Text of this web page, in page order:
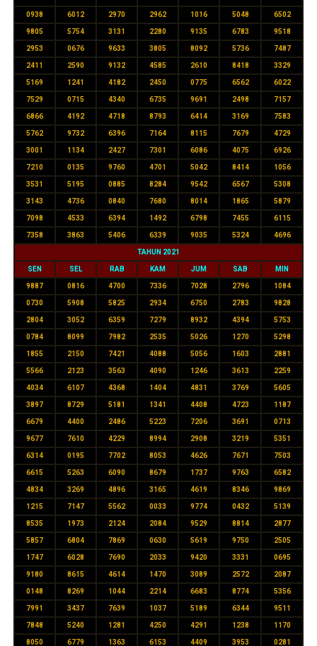
0938 6012 2970 2962 1016 5048 6502
9805 5754 3131 2280 9135 6783 9518
2953 0676 9633 3805 8092 5736 7487
2411 2590 9132 4585 2610 8418 3329
5169 1241 4182 2450 0775 6562 6022
7529 0715 4340 6735 9691 2498 7157
6866 4192 4718 8793 6414 3169 7583
5762 9732 6396 7164 8115 7679 4729
3001 1134 2427 7301 6086 4075 6926
7210 0135 9760 4701 5042 8414 1056
3531 5195 0885 8284 9542 6567 5308
3143 4736 0840 7680 8014 1865 5879
7098 4533 6394 1492 6798 7455 6115
7358 3863 5406 6339 9035 5324 4696
TAHUN 2021
SEN SEL RAB KAM JUM SAB MIN
9887 0816 4700 7336 7028 2796 1084
0730 5908 5825 2934 6750 2783 9828
2804 3052 6359 7279 8932 4394 5753
0784 8099 7982 2535 5026 1270 5298
1855 2150 7421 4088 5056 1603 2881
5566 2123 3563 4090 1246 3613 2259
4034 6107 4368 1404 4831 3769 5605
3897 8729 5181 1341 4408 4723 1187
6679 4400 2486 5223 7206 3691 0713
9677 7610 4229 8994 2908 3219 5351
6314 0195 7702 8053 4626 7671 7503
6615 5263 6090 8679 1737 9763 6582
4834 3269 4896 3165 4619 8346 9869
1215 7147 5562 0033 9774 0432 5139
8535 1973 2124 2084 9529 8814 2877
5857 6804 7869 0630 5619 9750 2505
1747 6028 7690 2033 9420 3331 0695
9180 8615 4614 1470 3089 2572 2087
0148 8269 1044 2214 6683 8774 5356
7991 3437 7639 1037 5189 6344 9511
7848 5240 1281 4250 4291 1238 1170
8050 6779 1363 6153 4409 3953 0281